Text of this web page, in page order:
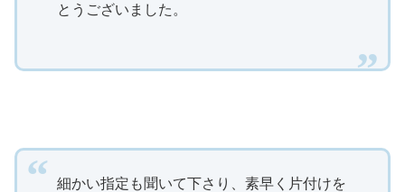
とうございました。
細かい指定も聞いて下さり、素早く片付けを